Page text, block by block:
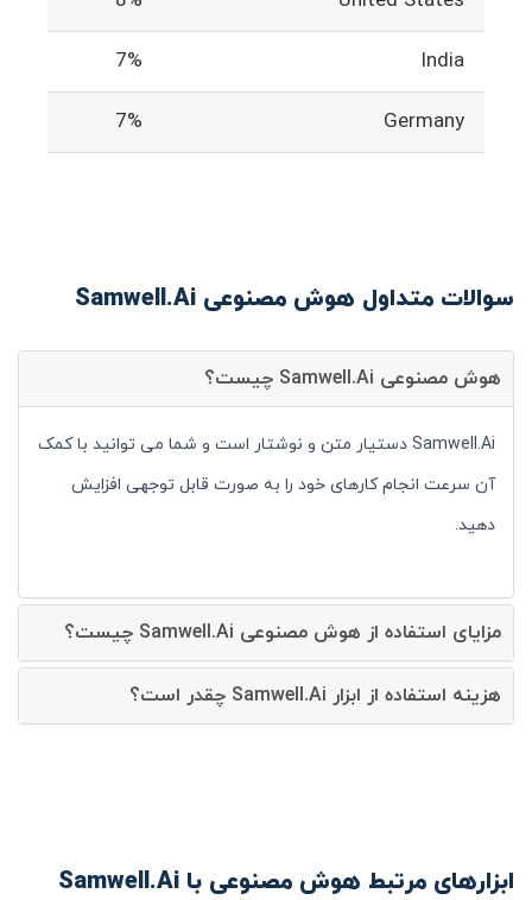
India
7%
Germany
7%
سوالات متداول هوش مصنوعی Samwell.Ai
هوش مصنوعی Samwell.Ai چیست؟
Samwell.Ai دستیار متن و نوشتار است و شما می توانید با کمک
آن سرعت انجام کارهای خود را به صورت قابل توجهی افزایش
دهید.
مزایای استفاده از هوش مصنوعی Samwell.Ai چیست؟
هزینه استفاده از ابزار Samwell.Ai چقدر است؟
ابزارهای مرتبط هوش مصنوعی با Samwell.Ai